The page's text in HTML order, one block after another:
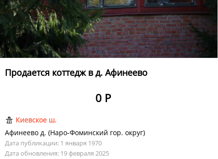
Продается коттедж в д. Афинеево
0 Р
Киевское ш.
Афинеево д. (Наро-Фоминский гор. округ)
Дата публикации: 1 января 1970
Дата обновления: 19 февраля 2025